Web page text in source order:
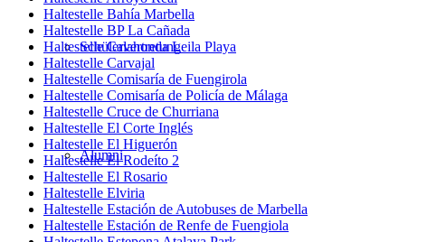
Schülervertretung
Alumni
Haltestelle Bahía Marbella
Haltestelle BP La Cañada
Haltestelle Calahonda Leila Playa
Haltestelle Carvajal
Haltestelle Comisaría de Fuengirola
Haltestelle Comisaría de Policía de Málaga
Haltestelle Cruce de Churriana
Haltestelle El Corte Inglés
Haltestelle El Higuerón
Haltestelle El Rodeíto 2
Haltestelle El Rosario
Haltestelle Elviria
Haltestelle Estación de Autobuses de Marbella
Haltestelle Estación de Renfe de Fuengiola